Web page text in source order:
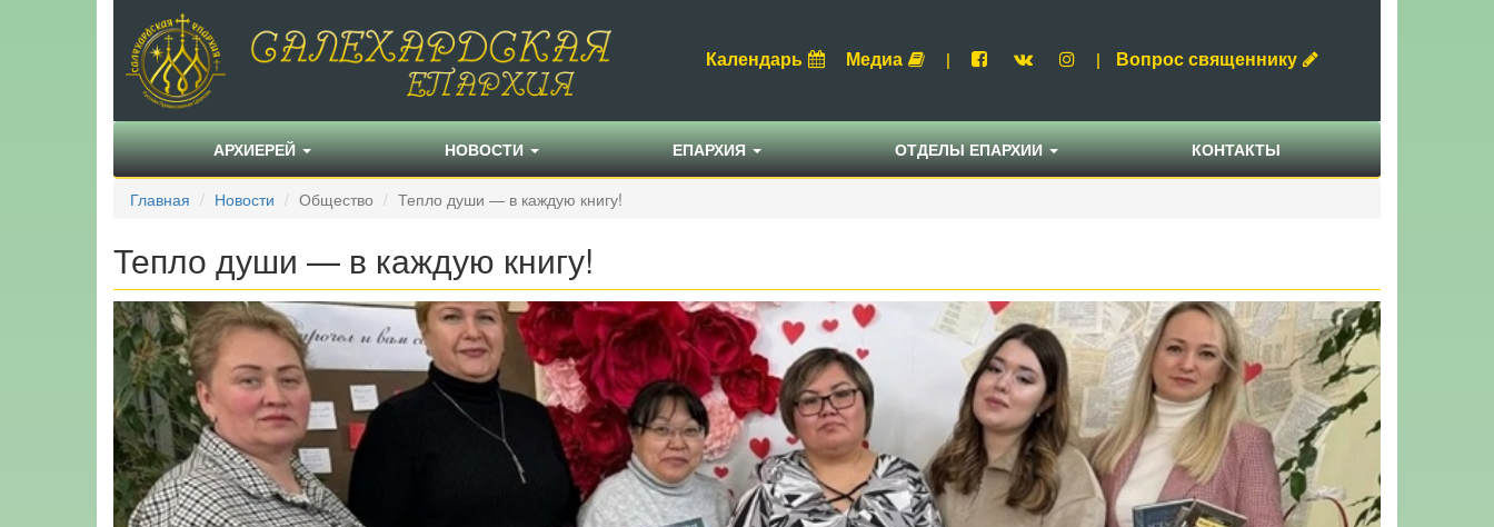
Календарь Медиа | | Вопрос священнику
АРХИЕРЕЙ НОВОСТИ ЕПАРХИЯ ОТДЕЛЫ ЕПАРХИИ КОНТАКТЫ
Главная Новости Общество Тепло души — в каждую книгу!
Тепло души — в каждую книгу!